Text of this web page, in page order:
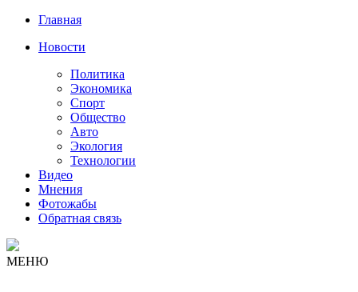
Главная
Новости
Политика
Экономика
Спорт
Общество
Авто
Экология
Технологии
Видео
Мнения
Фотожабы
Обратная связь
МЕНЮ